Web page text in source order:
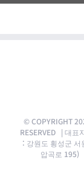
© COPYRIGHT
RESERVED | 대
: 강원도 횡성군
압곡로 195)